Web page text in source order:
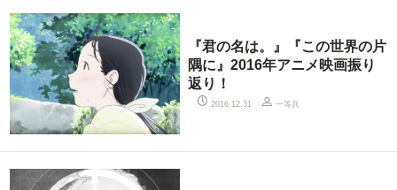
『君の名は。』『この世界の片
隅に』2016年アニメ映画振り
返り！
2016.12.31 一等兵